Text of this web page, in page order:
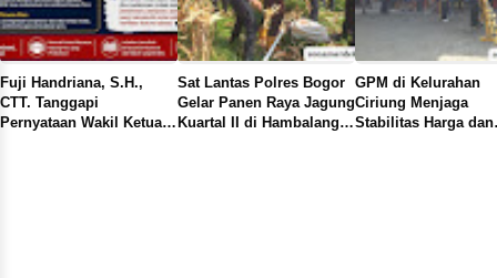
Fuji Handriana, S.H.,
CTT. Tanggapi
Pernyataan Wakil Ketua I
Sat Lantas Polres Bogor
Gelar Panen Raya Jagung
Kuartal II di Hambalang,
GPM di Kelurahan
Ciriung Menjaga
Stabilitas Harga dan